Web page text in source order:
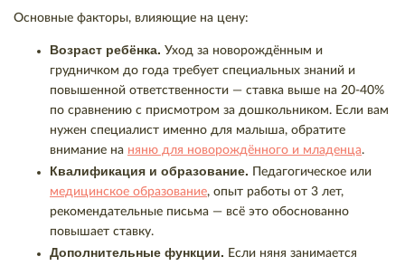
Основные факторы, влияющие на цену:
Возраст ребёнка. Уход за новорождённым и
грудничком до года требует специальных знаний и
повышенной ответственности — ставка выше на 20-40%
по сравнению с присмотром за дошкольником. Если вам
нужен специалист именно для малыша, обратите
внимание на няню для новорождённого и младенца.
Квалификация и образование. Педагогическое или
медицинское образование, опыт работы от 3 лет,
рекомендательные письма — всё это обоснованно
повышает ставку.
Дополнительные функции. Если няня занимается